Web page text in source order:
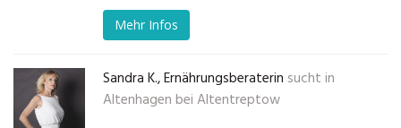
Mehr Infos
Sandra K., Ernährungsberaterin sucht in
Altenhagen bei Altentreptow